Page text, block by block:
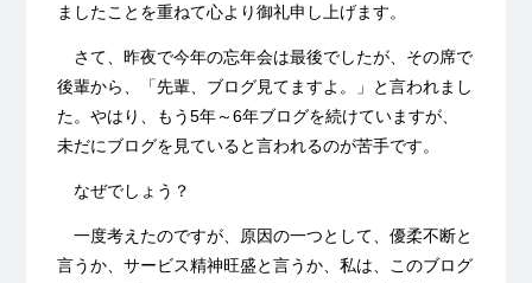
ましたことを重ねて心より御礼申し上げます。
さて、昨夜で今年の忘年会は最後でしたが、その席で
後輩から、「先輩、ブログ見てますよ。」と言われまし
た。やはり、もう5年～6年ブログを続けていますが、
未だにブログを見ていると言われるのが苦手です。
なぜでしょう？
一度考えたのですが、原因の一つとして、優柔不断と
言うか、サービス精神旺盛と言うか、私は、このブログ